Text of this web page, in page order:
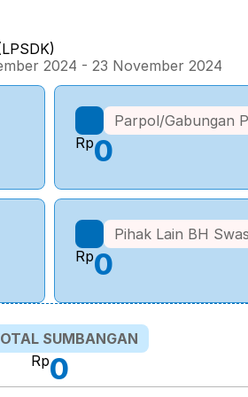
2024 - 23 November 2024
Parpol/Gabungan
Rp0
Pihak Lain BH
Rp0
SUMBANGAN
Rp0